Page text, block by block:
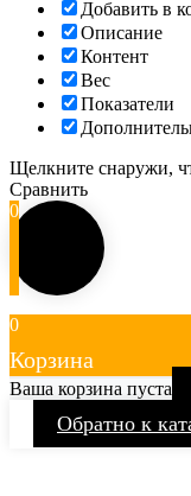
Добавить в
Описание
Контент
Вес
Показатели
Щелкните снаружи,
Сравнить
0
0
Корзина
Ваша корзина пуста
Обратно к